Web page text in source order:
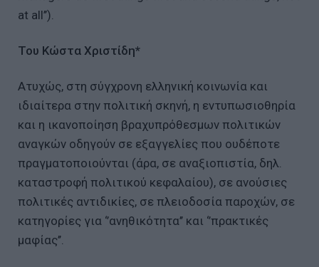
at all’’).
Του Κώστα Χριστίδη*
Ατυχώς, στη σύγχρονη ελληνική κοινωνία και
ιδιαίτερα στην πολιτική σκηνή, η εντυπωσιοθηρία
και η ικανοποίηση βραχυπρόθεσμων πολιτικών
αναγκών οδηγούν σε εξαγγελίες που ουδέποτε
πραγματοποιούνται (άρα, σε αναξιοπιστία, δηλ.
καταστροφή πολιτικού κεφαλαίου), σε ανούσιες
πολιτικές αντιδικίες, σε πλειοδοσία παροχών, σε
κατηγορίες για ‘’ανηθικότητα’’ και ‘’πρακτικές
μαφίας’’.